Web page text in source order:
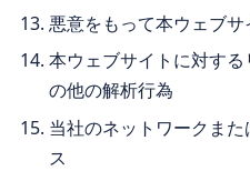
悪意をもって本ウェブ
本ウェブサイトに対す
の他の解析行為
当社のネットワークま
ス